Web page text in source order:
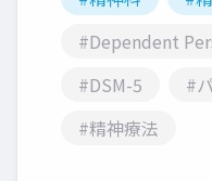
#Dependent
#DSM-5
#
#精神療法